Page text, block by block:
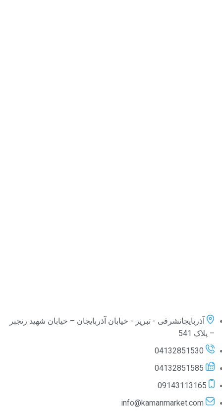
آذربایجانشرقی - تبریز - خیابان آذربایجان – خیابان شهید رنجبر
– پلاک 541
04132851530
04132851585
09143113165
info@kamanmarket.com